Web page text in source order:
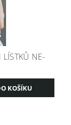
LÍSTKŮ NE-